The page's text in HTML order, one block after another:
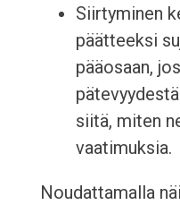
Siirtyminen
päätteeksi
pääosaan,
siitä, miten
vaatimuksia.
Noudattamalla